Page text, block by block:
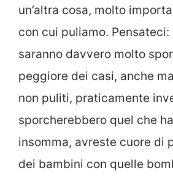
un’altra cosa, molto
con cui puliamo.
saranno davvero molto
peggiore dei casi, anche
non puliti, praticamente
sporcherebbero quel che
insomma, avreste cuore di
dei bambini con quelle